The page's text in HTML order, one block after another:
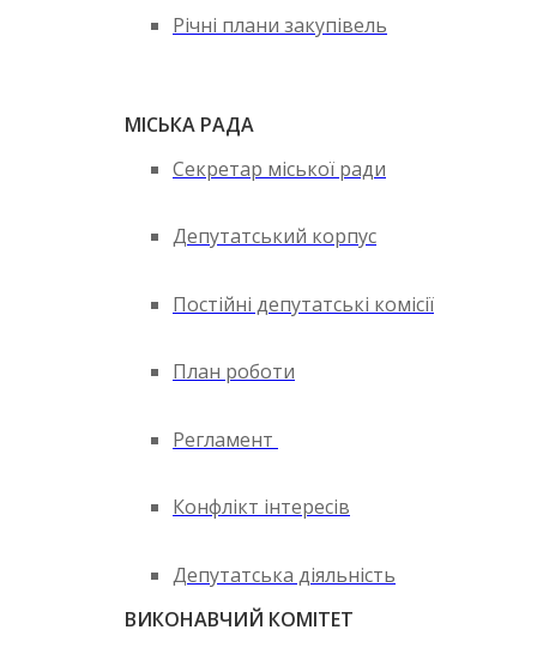
Річні плани закупівель
МІСЬКА РАДА
Секретар міської ради
Депутатський корпус
Постійні депутатські комісії
План роботи
Регламент
Конфлікт інтересів
Депутатська діяльність
ВИКОНАВЧИЙ КОМІТЕТ